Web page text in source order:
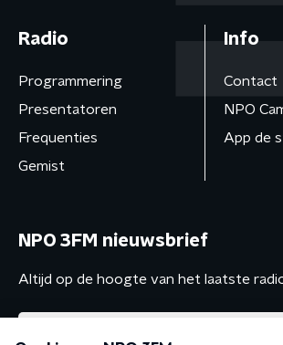
Radio
Programmering
Presentatoren
Frequenties
Gemist
Info
Contact
NPO
App de
NPO 3FM nieuwsbrief
Altijd op de hoogte van het laatste